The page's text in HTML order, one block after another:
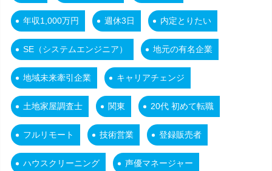
年収1,000万円 週休3日 内定とりたい
SE（システムエンジニア） 地元の有名企業
地域未来牽引企業 キャリアチェンジ
土地家屋調査士 関東 20代 初めて転職
フルリモート 技術営業 登録販売者
ハウスクリーニング 声優マネージャー